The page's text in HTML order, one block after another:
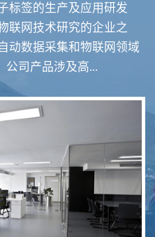
RFID智慧食堂系统
标签的生产及应用研发
联网技术研究的企业之
动数据采集和物联网领域
公司产品涉及高...